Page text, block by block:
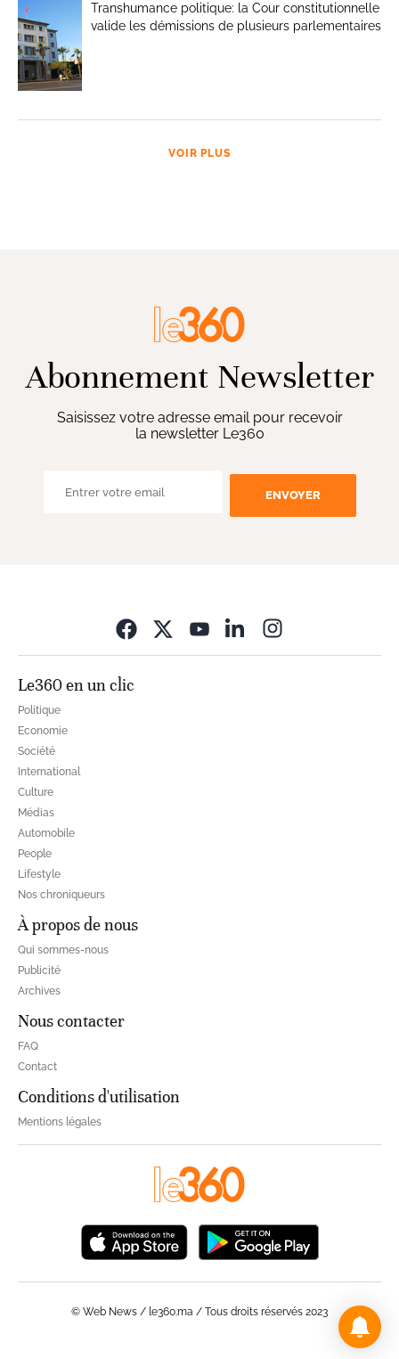
Transhumance politique: la Cour constitutionnelle
valide les démissions de plusieurs parlementaires
VOIR PLUS
Abonnement Newsletter
Saisissez votre adresse email pour recevoir
la newsletter Le360
ENVOYER
Le360 en un clic
Politique
Economie
Société
International
Culture
Médias
Automobile
People
Lifestyle
Nos chroniqueurs
À propos de nous
Qui sommes-nous
Publicité
Archives
Nous contacter
FAQ
Contact
Conditions d'utilisation
Mentions légales
© Web News / le360.ma / Tous droits réservés 2023